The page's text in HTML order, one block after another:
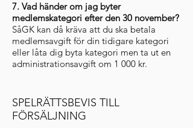
7. Vad händer om jag byter
medlemskategori efter den 30 november?
SåGK kan då kräva att du ska betala
medlemsavgift för din tidigare kategori
eller låta dig byta kategori men ta ut en
administrationsavgift om 1 000 kr.
SPELRÄTTSBEVIS TILL
FÖRSÄLJNING